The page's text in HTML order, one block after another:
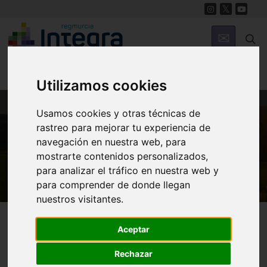
Utilizamos cookies
Usamos cookies y otras técnicas de
rastreo para mejorar tu experiencia de
navegación en nuestra web, para
mostrarte contenidos personalizados,
para analizar el tráfico en nuestra web y
para comprender de donde llegan
nuestros visitantes.
Aceptar
Rechazar
MUNICIPIOS
Cehegín
Cehegín Centros Culturales